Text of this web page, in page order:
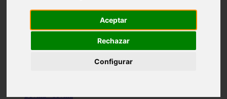
Aceptar
Rechazar
Configurar
Toledo - illescas
Málaga - marbella
Barcelona - barcelona